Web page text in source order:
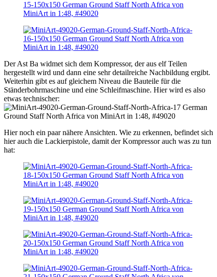
Der Ast Ba widmet sich dem Kompressor, der aus elf Teilen
hergestellt wird und dann eine sehr detailreiche Nachbildung ergibt.
Weiterhin gibt es auf gleichem Niveau die Bauteile für die
Ständerbohrmaschine und eine Schleifmaschine. Hier wird es also
etwas technischer:
Hier noch ein paar nähere Ansichten. Wie zu erkennen, befindet sich
hier auch die Lackierpistole, damit der Kompressor auch was zu tun
hat: